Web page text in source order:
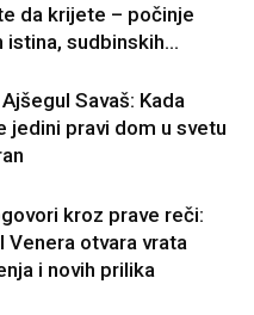
da krijete – počinje
istina, sudbinskih...
Savaš: Kada
jedini pravi dom u svetu
kroz prave reči:
Venera otvara vrata
i novih prilika